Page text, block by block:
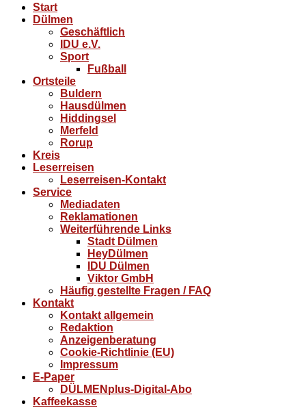
Start
Dülmen
Geschäftlich
IDU e.V.
Sport
Fußball
Ortsteile
Buldern
Hausdülmen
Hiddingsel
Merfeld
Rorup
Kreis
Leserreisen
Leserreisen-Kontakt
Service
Mediadaten
Reklamationen
Weiterführende Links
Stadt Dülmen
HeyDülmen
IDU Dülmen
Viktor GmbH
Häufig gestellte Fragen / FAQ
Kontakt
Kontakt allgemein
Redaktion
Anzeigenberatung
Cookie-Richtlinie (EU)
Impressum
E-Paper
DÜLMENplus-Digital-Abo
Kaffeekasse